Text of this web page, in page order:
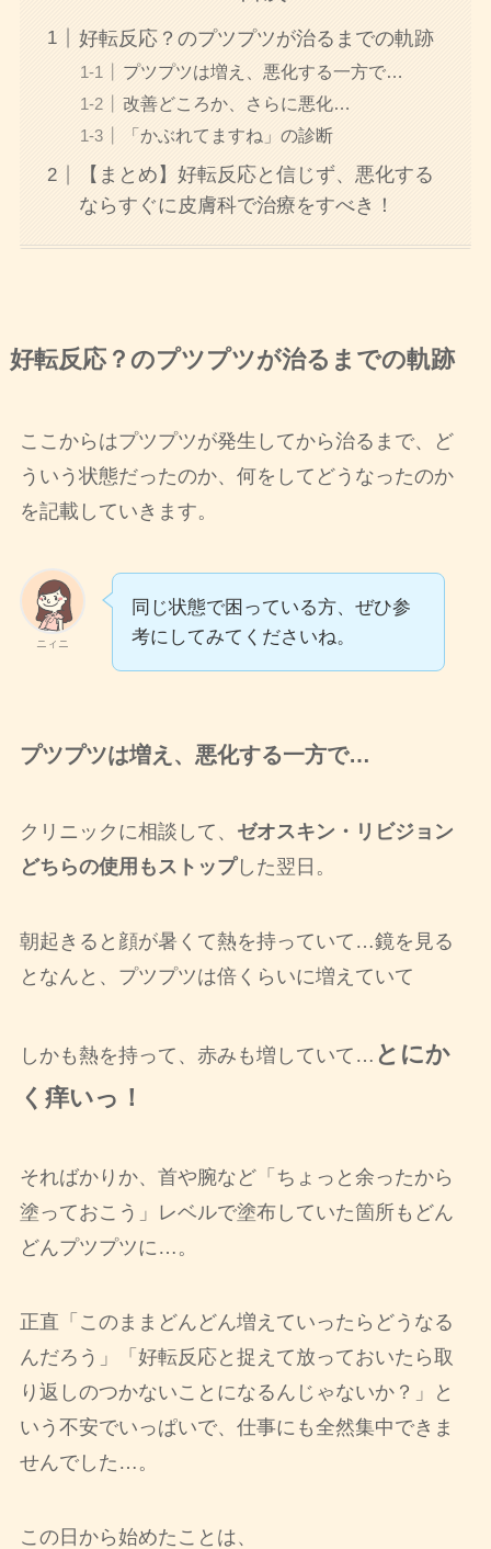
好転反応？のプツプツが治るまでの軌跡
プツプツは増え、悪化する一方で…
改善どころか、さらに悪化…
「かぶれてますね」の診断
【まとめ】好転反応と信じず、悪化する
ならすぐに皮膚科で治療をすべき！
好転反応？のプツプツが治るまでの軌跡
ここからはプツプツが発生してから治るまで、ど
ういう状態だったのか、何をしてどうなったのか
を記載していきます。
ニィニ
同じ状態で困っている方、ぜひ参
考にしてみてくださいね。
プツプツは増え、悪化する一方で…
クリニックに相談して、 ゼオスキン・リビジョン
どちらの使用もストップした翌日。
朝起きると顔が暑くて熱を持っていて…鏡を見る
となんと、プツプツは倍くらいに増えていて
しかも熱を持って、赤みも増していて… とにか
く痒いっ！
そればかりか、首や腕など「ちょっと余ったから
塗っておこう」レベルで塗布していた箇所もどん
どんプツプツに…。
正直「このままどんどん増えていったらどうなる
んだろう」「好転反応と捉えて放っておいたら取
り返しのつかないことになるんじゃないか？」と
いう不安でいっぱいで、仕事にも全然集中できま
せんでした…。
この日から始めたことは、